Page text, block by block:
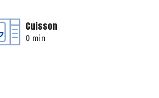
Cuisson
0 min